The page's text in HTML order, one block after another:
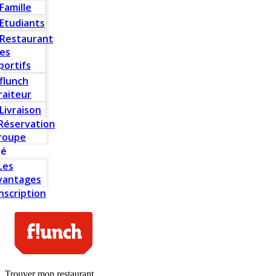
Famille
Etudiants
Restaurant
flunch
Livraison
Trouver mon restaurant